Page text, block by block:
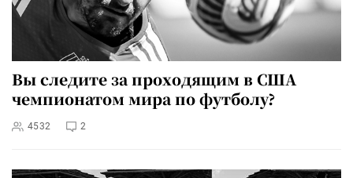
Вы следите за проходящим в США
чемпионатом мира по футболу?
4532 2